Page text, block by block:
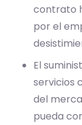
contrato
por el
El
servicios
del
pueda